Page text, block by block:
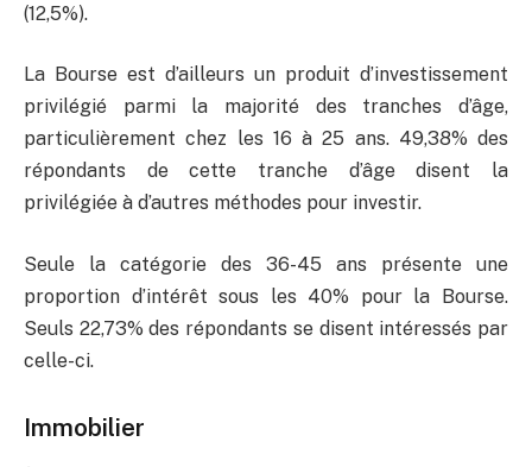
(12,5%).
La Bourse est d’ailleurs un produit d’investissement
privilégié parmi la majorité des tranches d’âge,
particulièrement chez les 16 à 25 ans. 49,38% des
répondants de cette tranche d’âge disent la
privilégiée à d’autres méthodes pour investir.
Seule la catégorie des 36-45 ans présente une
proportion d’intérêt sous les 40% pour la Bourse.
Seuls 22,73% des répondants se disent intéressés par
celle-ci.
Immobilier